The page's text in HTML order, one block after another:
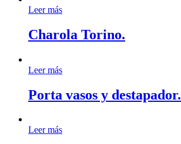
Leer más
Charola Torino.
Leer más
Porta vasos y destapador.
Leer más